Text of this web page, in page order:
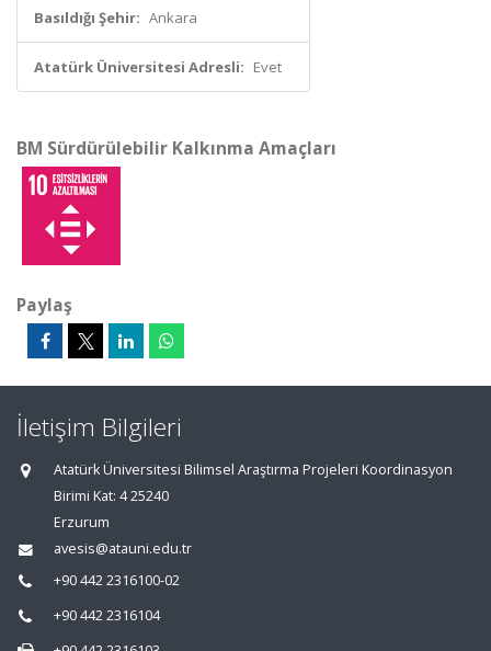
Basıldığı Şehir: Ankara
Atatürk Üniversitesi Adresli: Evet
BM Sürdürülebilir Kalkınma Amaçları
Paylaş
İletişim Bilgileri
Atatürk Üniversitesi Bilimsel Araştırma Projeleri Koordinasyon
Birimi Kat: 4 25240
Erzurum
avesis@atauni.edu.tr
+90 442 2316100-02
+90 442 2316104